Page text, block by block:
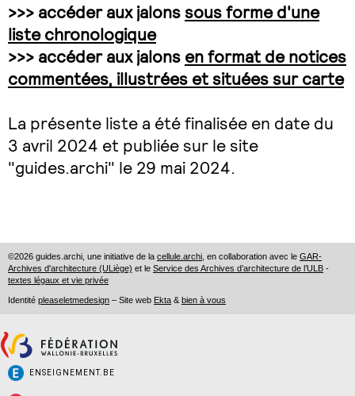
>>> accéder aux jalonssous forme d'une
liste chronologique
>>> accéder aux jalons en format de notices
commentées, illustrées et situées sur carte
La présente liste a été finalisée en date du
3 avril 2024 et publiée sur le site
"guides.archi" le 29 mai 2024.
©2026 guides.archi, une initiative de la cellule.archi , en collaboration avec le GAR-
Archives d'architecture (ULiège) et le Service des Archives d’architecture de l’ULB -
textes légaux et vie privée
Identité pleaseletmedesign – Site web Ekta & bien à vous
ENSEIGNEMENT.BE